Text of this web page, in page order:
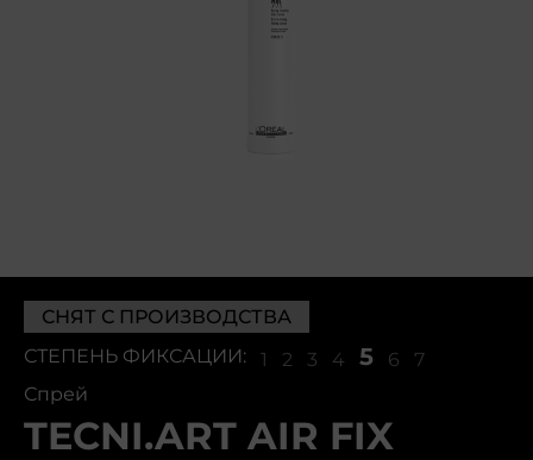
СНЯТ С ПРОИЗВОДСТВА
СТЕПЕНЬ ФИКСАЦИИ:
1 2 3 4 5 6
7
Спрей
TECNI.ART AIR FIX